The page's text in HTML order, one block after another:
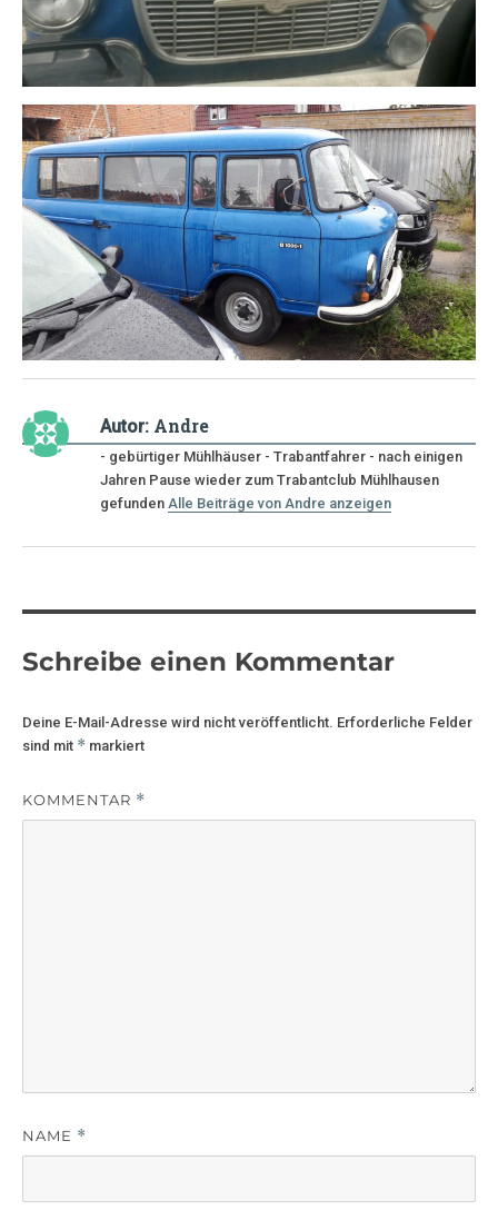
Autor: Andre
- gebürtiger Mühlhäuser - Trabantfahrer - nach einigen
Jahren Pause wieder zum Trabantclub Mühlhausen
gefunden Alle Beiträge von Andre anzeigen
Schreibe einen Kommentar
Deine E-Mail-Adresse wird nicht veröffentlicht. Erforderliche Felder
sind mit * markiert
KOMMENTAR *
NAME *